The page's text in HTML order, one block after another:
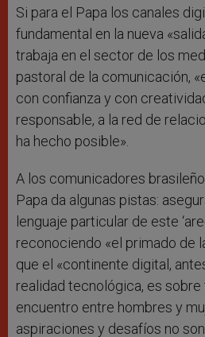
Si para el Papa los canales
fundamental en la nueva
trabaja en el sector de los
pastoral de la comunicación,
con confianza y con
responsable, a la red de
ha hecho posible».
A los comunicadores
Papa da algunas pistas:
lenguaje particular de este
reconociendo «el primado de
que el «continente digital,
realidad tecnológica, es sobre
encuentro entre hombres y
aspiraciones y desafíos no